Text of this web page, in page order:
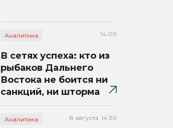
Аналитика 14:00
В сетях успеха: кто из
рыбаков Дальнего
Востока не боится ни
санкций, ни шторма
Аналитика 8 августа, 14:30